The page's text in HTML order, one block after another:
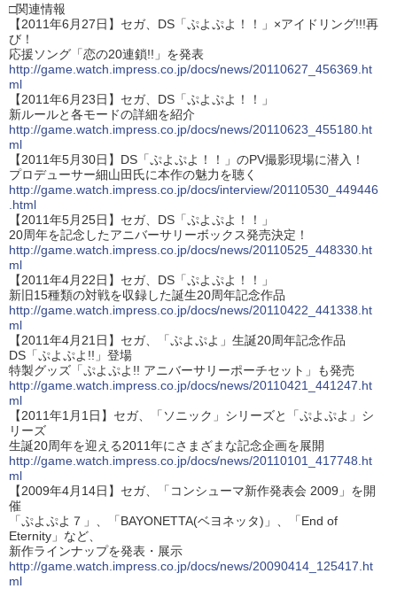
□関連情報
【2011年6月27日】セガ、DS「ぷよぷよ！！」×アイドリング!!!再
び！
応援ソング「恋の20連鎖!!」を発表
http://game.watch.impress.co.jp/docs/news/20110627_456369.ht
ml
【2011年6月23日】セガ、DS「ぷよぷよ！！」
新ルールと各モードの詳細を紹介
http://game.watch.impress.co.jp/docs/news/20110623_455180.ht
ml
【2011年5月30日】DS「ぷよぷよ！！」のPV撮影現場に潜入！
プロデューサー細山田氏に本作の魅力を聴く
http://game.watch.impress.co.jp/docs/interview/20110530_449446
.html
【2011年5月25日】セガ、DS「ぷよぷよ！！」
20周年を記念したアニバーサリーボックス発売決定！
http://game.watch.impress.co.jp/docs/news/20110525_448330.ht
ml
【2011年4月22日】セガ、DS「ぷよぷよ！！」
新旧15種類の対戦を収録した誕生20周年記念作品
http://game.watch.impress.co.jp/docs/news/20110422_441338.ht
ml
【2011年4月21日】セガ、「ぷよぷよ」生誕20周年記念作品
DS「ぷよぷよ!!」登場
特製グッズ「ぷよぷよ!! アニバーサリーポーチセット」も発売
http://game.watch.impress.co.jp/docs/news/20110421_441247.ht
ml
【2011年1月1日】セガ、「ソニック」シリーズと「ぷよぷよ」シ
リーズ
生誕20周年を迎える2011年にさまざまな記念企画を展開
http://game.watch.impress.co.jp/docs/news/20110101_417748.ht
ml
【2009年4月14日】セガ、「コンシューマ新作発表会 2009」を開
催
「ぷよぷよ７」、「BAYONETTA(ベヨネッタ)」、「End of
Eternity」など、
新作ラインナップを発表・展示
http://game.watch.impress.co.jp/docs/news/20090414_125417.ht
ml